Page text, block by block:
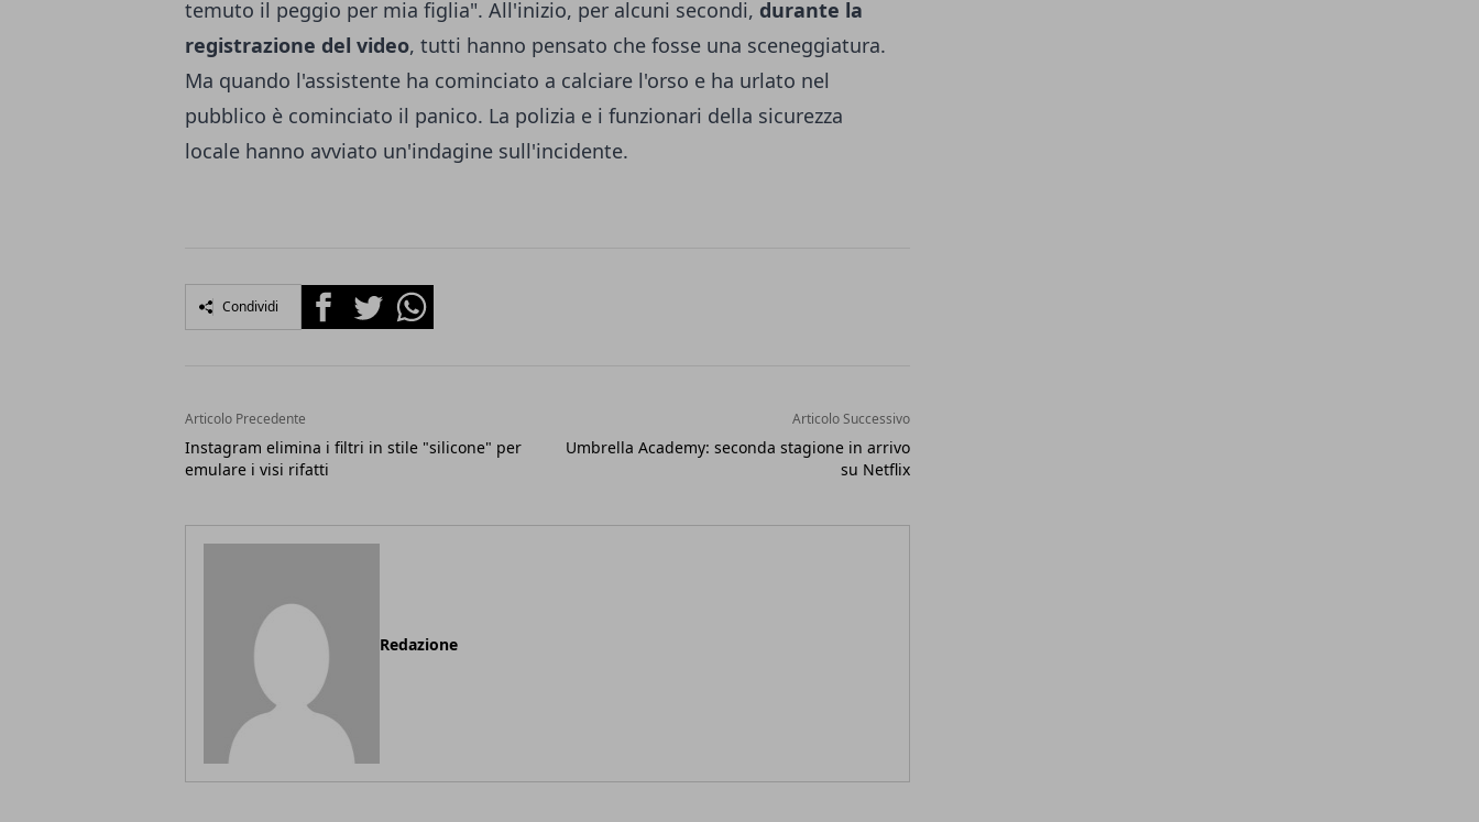
temuto il peggio per mia figlia". All'inizio, per alcuni secondi, durante la
registrazione del video, tutti hanno pensato che fosse una sceneggiatura.
Ma quando l'assistente ha cominciato a calciare l'orso e ha urlato nel
pubblico è cominciato il panico. La polizia e i funzionari della sicurezza
locale hanno avviato un'indagine sull'incidente.
Condividi FacebookTwitterWhatsapp
Articolo Precedente
Instagram elimina i filtri in stile "silicone" per
emulare i visi rifatti
Articolo Successivo
Umbrella Academy: seconda stagione in arrivo
su Netflix
Redazione